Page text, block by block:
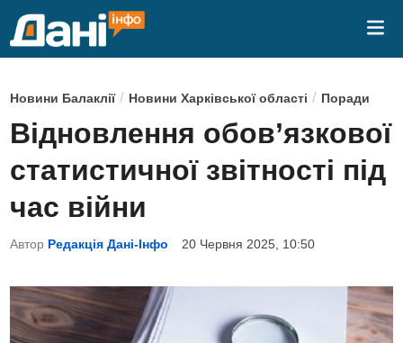
P
o
s
t
e
i
Новини Балаклії/ Новини Харківської області / Поради
Відновлення обов’язкової
статистичної звітності під
час війни
Автор Редакція Дані-Інфо 20 Червня 2025, 10:50